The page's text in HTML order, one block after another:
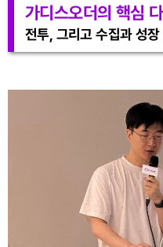
가디스오더의 핵심
전투, 그리고 수집과 성장